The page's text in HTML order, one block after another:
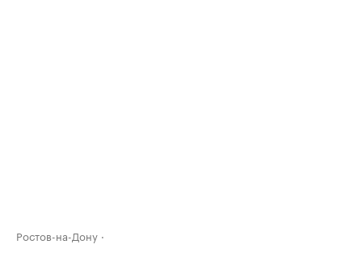
Ростов-на-Дону